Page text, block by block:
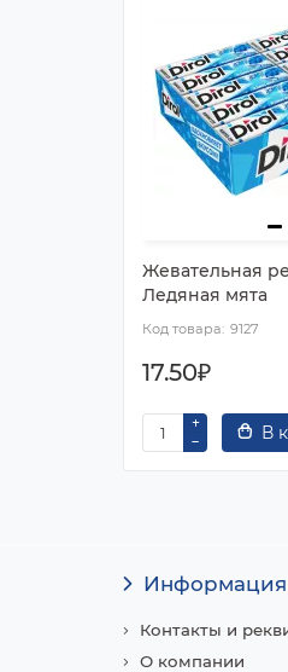
Жевательная
Ледяная мята
9127
17.50₽
В
Информация
Контакты и
О компании